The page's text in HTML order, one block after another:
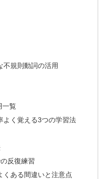
不規則動詞の活用
一覧
よく覚える3つの学習法
反復練習
くある間違いと注意点